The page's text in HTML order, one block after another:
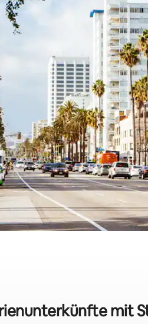
oben und unten oder erkunde
mit